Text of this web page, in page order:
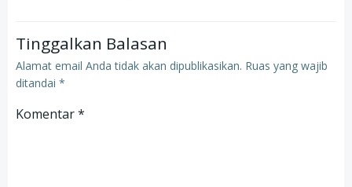
Tinggalkan Balasan
Alamat email Anda tidak akan dipublikasikan. Ruas yang wajib
ditandai *
Komentar*